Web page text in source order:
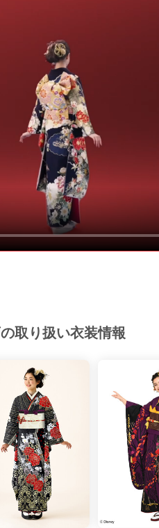
審美眼を持つ
袖は必見です。
＊＊＊＊＊＊＊＊
ふりホは6つの№1”
た振袖レンタルサービス№1」
袖レンタルサービス№1」
ビス利用者満足度調査■調査
インターネット調査■サンプ
年1月26日■調査対象者：全
取り扱い衣装情報